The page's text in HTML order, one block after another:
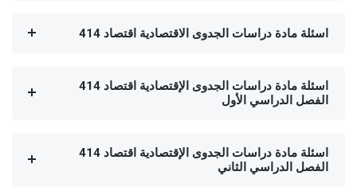
اسئلة مادة دراسات الجدوى الاقتصادية اقتصاد 414
اسئلة مادة دراسات الجدوى الإقتصادية اقتصاد 414
الفصل الدراسي الأول
اسئلة مادة دراسات الجدوى الإقتصادية اقتصاد 414
الفصل الدراسي الثاني